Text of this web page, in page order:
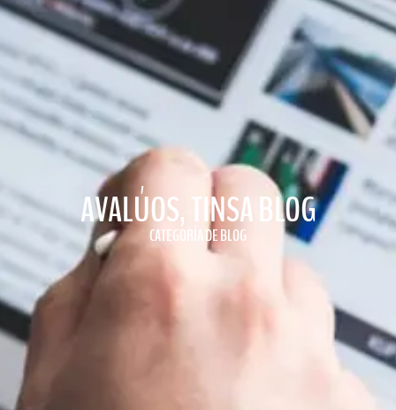
AVALÚOS,TINSA BLOG
CATEGORÍA DE BLOG